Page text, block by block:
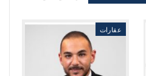
عقارات